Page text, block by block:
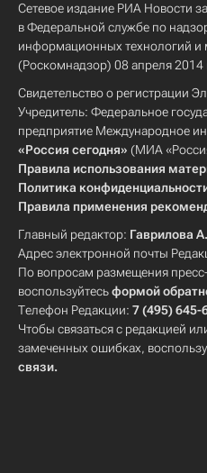
Сетевое издание РИА Новости
в Федеральной службе по
информационных технологий и
(Роскомнадзор) 08 апреля 2014
Свидетельство о регистрации
Учредитель: Федеральное
предприятие Международное
«Россия сегодня» (МИА
Правила использования
Политика
Правила применения
Главный редактор: Гаврилова
Адрес электронной почты
По вопросам размещения
воспользуйтесьформой
Телефон Редакции: 7 (495) 645-
Чтобы связаться с редакцией
замеченных ошибках,
связи.